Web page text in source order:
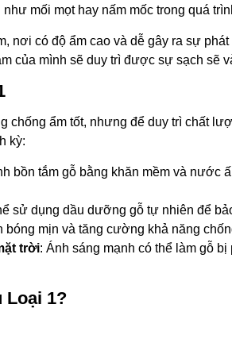
mối mọt hay nấm mốc trong quá
có độ ẩm cao và dễ gây ra sự phát
của mình sẽ duy trì được sự sạch sẽ
chống ẩm tốt, nhưng để duy trì chất
kỳ:
bồn tắm gỗ bằng khăn mềm và nước
sử dụng dầu dưỡng gỗ tự nhiên để
mịn và tăng cường khả năng
trời: Ánh sáng mạnh có thể làm gỗ
Loại 1?